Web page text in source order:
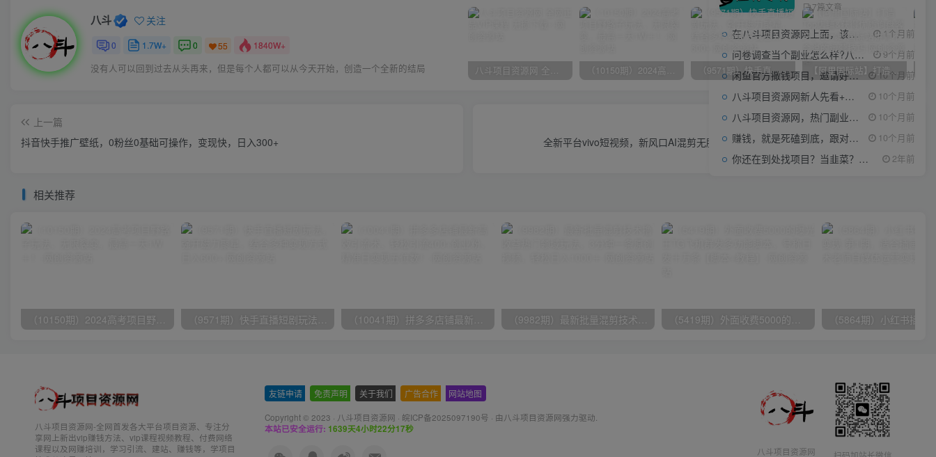
八斗 关注
0 1.7W+ 0 55 1840W+
没有人可以回到过去从头再来，但是每个人都可以从今天开始，创造一个全新的结局 八斗项目资源网 全网正品VIP课程 无损下载~ （10150期）2024高考项目野路子玩法，无限裂变，最高一天1W＋！ （9571期）快手直播短剧玩法，强开磁力聚星，结合多种变现方式日入600+ 【阿里国际站】打造Top店铺&获得优质询盘客户，​95%的国际站讲师不会说的运营技巧
上一篇
抖音快手推广壁纸，0粉丝0基础可操作，变现快，日入300+
下一篇
全新平台vivo短视频，新风口AI混剪无脑搬运，冷门风口当天见收益，7天撸了2300+了
相关推荐
（10150期）2024高考项目野路子玩法，无限裂变，最高一天1W＋！ （9571期）快手直播短剧玩法，强开磁力聚星，结合多种变现方式日入600+ （10041期）拼多多店铺最新高效引流术，轻松引流400+创业粉，精准日变现五位数！ （9982期）最新批量混剪技术撸收益热门领域玩法，3分钟一条原创视频，轻松日入1000＋ （5419期）外面收费5000的曝光王TG飞机群发多功能脚本，号称日发十万条【脚本+教程】
7篇文章
在八斗项目资源网上面，该看什么类型的赚钱项目 1个月前
问卷调查当个副业怎么样?八斗告诉你 9个月前
闲鱼官方撒钱项目，邀请好友领现金，单价1-8元，0成本可以当个小副业 10个月前
八斗项目资源网新人先看+领取【0撸小项目+互联网工具箱】 10个月前
八斗项目资源网，热门副业项目任你选，每日持续更新 10个月前
赚钱，就是死磕到底，跟对人做对事。 10个月前
你还在到处找项目？当韭菜？我靠项目资源网也能月如过万。 2年前
八斗项目资源网-全网首发各大平台项目资源、专注分
享网上新出vip赚钱方法、vip课程视频教程、付费网络
课程以及网赚培训，学习引流、建站、赚钱等，学项目
友链申请 免责声明 关于我们 广告合作 网站地图
Copyright © 2023 · 八斗项目资源网 · 皖ICP备2025097190号 · 由八斗项目资源网强力驱动.
本站已安全运行: 1639天4小时22分18秒
八斗项目资源网